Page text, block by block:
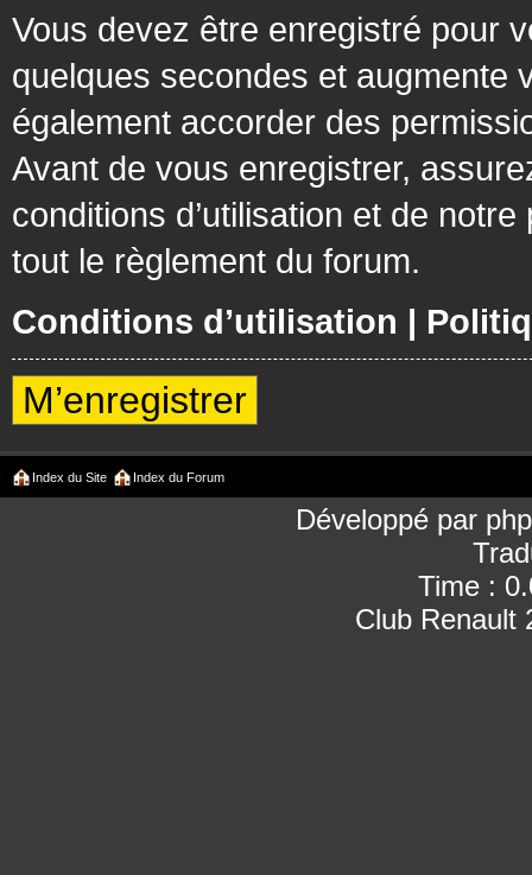
Vous devez être enregistré pour
quelques secondes et augmente
également accorder des
Avant de vous enregistrer,
conditions d’utilisation et de
tout le règlement du forum.
Conditions d’utilisation |
M’enregistrer
Index du Site Index du Forum
Développé par
Time :
Club Renault